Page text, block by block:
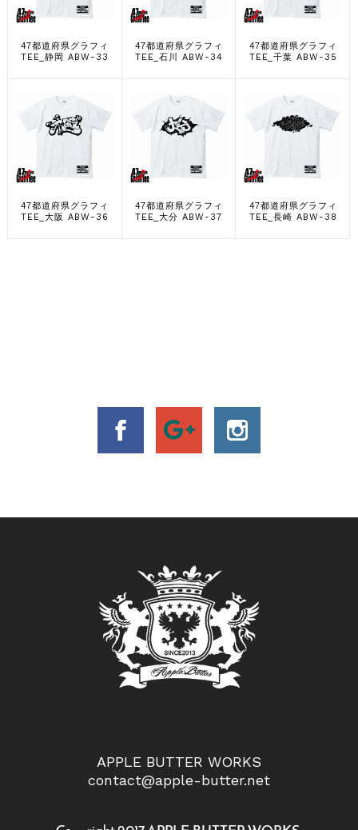
47都道府県グラフィ
TEE_静岡 ABW-33
47都道府県グラフィ
TEE_石川 ABW-34
47都道府県グラフィ
TEE_千葉 ABW-35
47都道府県グラフィ
TEE_大阪 ABW-36
47都道府県グラフィ
TEE_大分 ABW-37
47都道府県グラフィ
TEE_長崎 ABW-38
APPLE BUTTER WORKS
contact@apple-butter.net